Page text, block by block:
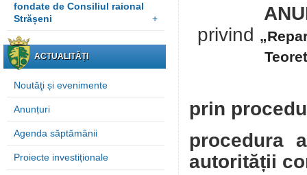
fondate de Consiliul raional
Strășeni
+
ACTUALITĂȚI
Noutăţi și evenimente
Anunțuri
Agenda săptămânii
Proiecte investiționale
privind
prin
procedura
autorității